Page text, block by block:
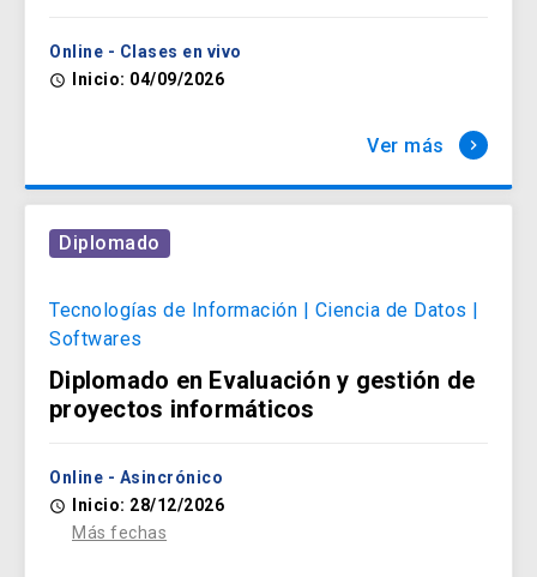
Políticas Públicas
Salud y Bienestar
Online - Clases en vivo
access_time Inicio: 04/09/2026
Ver más keyboard_arrow_right
Diplomado
Tecnologías de Información | Ciencia de Datos |
Softwares
Diplomado en Evaluación y gestión de
proyectos informáticos
Online - Asincrónico
access_time
Inicio: 28/12/2026
Más fechas